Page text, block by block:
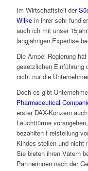
Im Wirtschaftsteil der
Wilkein ihrer sehr
auch ich mit unser
langjährigen Expertise
Die Ampel-Regierung
gesetzlichen Einführung
nicht nur die
Doch es gibt
Pharmaceutical
erster DAX-Konzern auch
Leuchttürme
bezahlten Freistellung
Kindes stellen und nicht
Sie bieten ihren Vätern
Partnerinnen nach der